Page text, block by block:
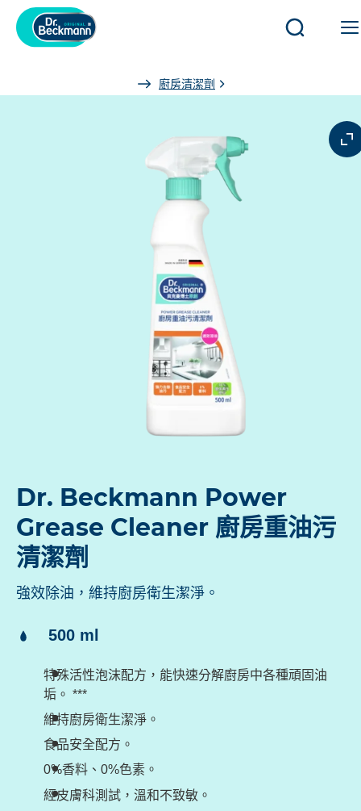
廚房清潔劑
Dr. Beckmann Power
Grease Cleaner 廚房重油污
清潔劑
強效除油，維持廚房衛生潔淨。
內
量：
500 ml
特殊活性泡沫配方，能快速分解廚房中各種頑固油
垢。 ***
維持廚房衛生潔淨。
食品安全配方。
0%香料、0%色素。
經皮膚科測試，溫和不致敏。